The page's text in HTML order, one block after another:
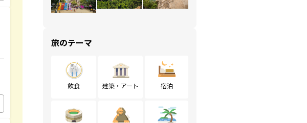
旅のテーマ
飲食 建築・アート 宿泊